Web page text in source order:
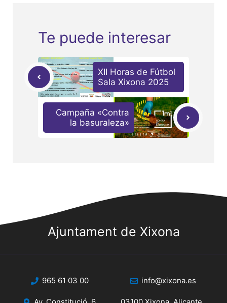
Te puede interesar
XII Horas de Fútbol
Sala Xixona 2025
Campaña «Contra
la basuraleza»
Ajuntament de Xixona
965 61 03 00 info@xixona.es